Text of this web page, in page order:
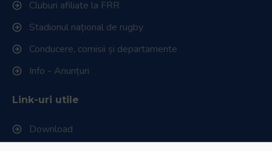
Cluburi afiliate la FRR
Stadionul național de rugby
Conducere, comisii și departamente
Info - Anunțuri
Link-uri utile
Download